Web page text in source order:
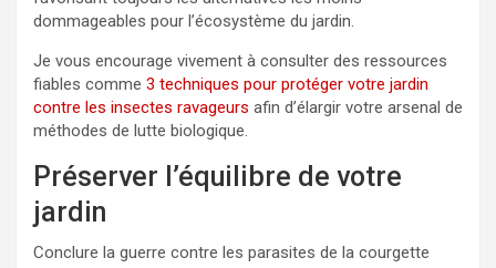
dommageables pour l’écosystème du jardin.
Je vous encourage vivement à consulter des ressources
fiables comme 3 techniques pour protéger votre jardin
contre les insectes ravageurs afin d’élargir votre arsenal de
méthodes de lutte biologique.
Préserver l’équilibre de votre
jardin
Conclure la guerre contre les parasites de la courgette